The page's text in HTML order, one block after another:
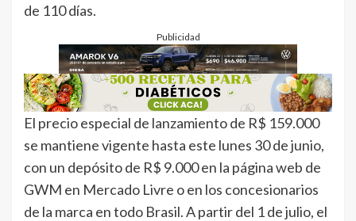
de 110 días.
Publicidad
El precio especial de lanzamiento de R$ 159.000
se mantiene vigente hasta este lunes 30 de junio,
con un depósito de R$ 9.000 en la página web de
GWM en Mercado Livre o en los concesionarios
de la marca en todo Brasil. A partir del 1 de julio, el